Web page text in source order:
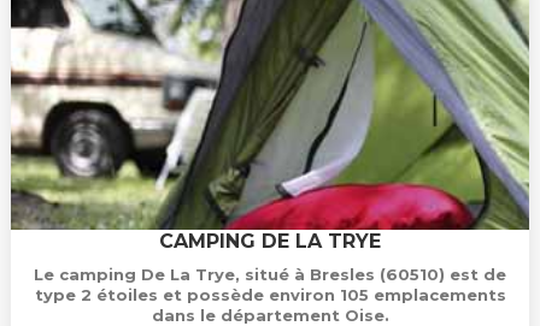
CAMPING DE LA TRYE
Le camping De La Trye, situé à Bresles (60510) est de
type 2 étoiles et possède environ 105 emplacements
dans le département Oise.